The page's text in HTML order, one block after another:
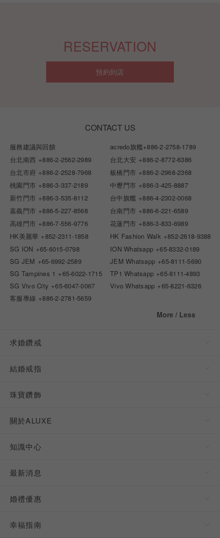
RESERVATION
預約到店
CONTACT US
服務建議與回饋 acredo旗艦+886-2-2758-1789
台北南西 +886-2-2562-2989 台北大安 +886-2-8772-6386
台北市府 +886-2-2528-7968 板橋門市 +886-2-2968-2368
桃園門市 +886-3-337-2189 中壢門市 +886-3-425-8887
新竹門市 +886-3-535-8112 台中旗艦 +886-4-2302-0068
嘉義門市 +886-5-227-8568 台南門市 +886-6-221-6589
高雄門市 +886-7-556-9776 花蓮門市 +886-3-833-6989
HK美麗華 +852-2311-1858 HK Fashion Walk +852-2618-9388
SG ION +65-6015-0798 ION Whatsapp +65-8332-0189
SG JEM +65-6992-2589 JEM Whatsapp +65-8111-5690
SG Tampines 1 +65-6022-1715 TP1 Whatsapp +65-8111-4893
SG Vivo City +65-6047-0067 Vivo Whatsapp +65-8221-6326
客服專線 +886-2-2781-5659
More / Less
求婚鑽戒
結婚戒指
珠寶鑽飾
關於ALUXE
知識中心
最新消息
婚禮優惠
幸福指南